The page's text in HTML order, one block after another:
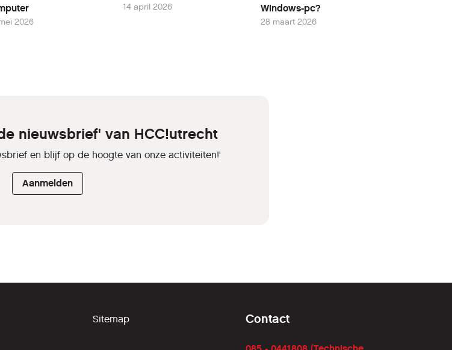
2026
14 april 2026
Windows-pc?
28 maart 2026
nieuwsbrief' van HCC!utrecht
en blijf op de hoogte van onze activiteiten!'
Aanmelden
Sitemap Contact